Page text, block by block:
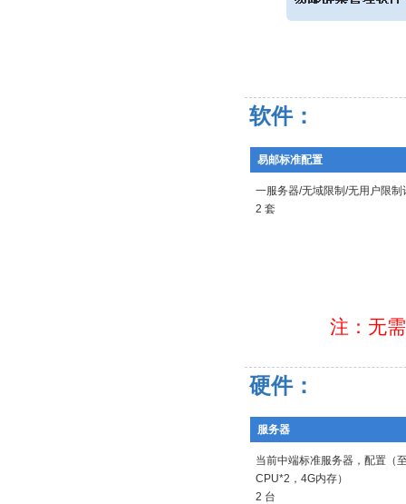
软件：
易邮标准配置
一服务器/无域限制/无用户限制
2 套
注：无
硬件：
服务器
当前中端标准服务器，配置（
CPU*2，4G内存）
2 台